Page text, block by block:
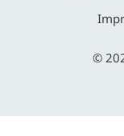
©